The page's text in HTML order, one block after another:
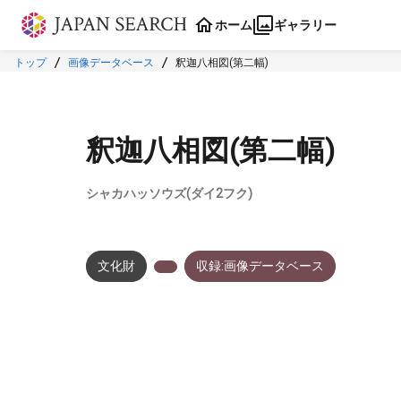
本文に飛ぶ
ホーム ギャラリー
トップ 画像データベース 釈迦八相図(第二幅)
釈迦八相図(第二幅)
シャカハッソウズ(ダイ2フク)
文化財 収録:画像データベース